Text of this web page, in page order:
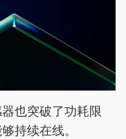
也突破了功耗限
持续在线。